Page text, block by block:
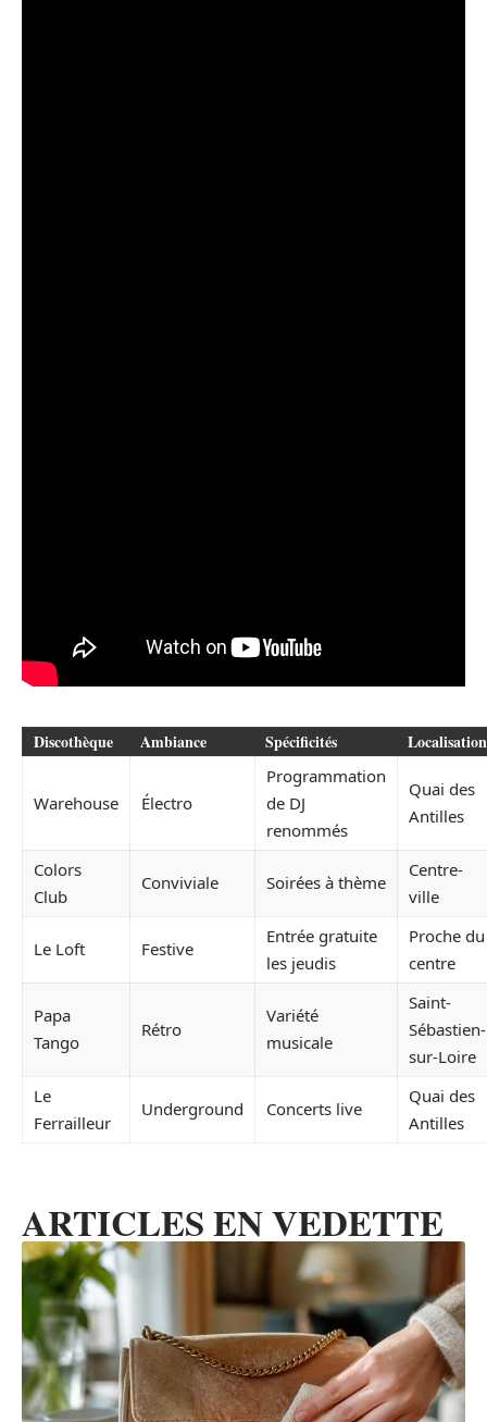
Discothèque Ambiance Spécificités Localisation
Warehouse Électro
Programmation
de DJ
renommés
Quai des
Antilles
Colors
Club
Conviviale Soirées à thème
Centre-
ville
Le Loft Festive
Entrée gratuite
les jeudis
Proche du
centre
Papa
Tango
Rétro
Variété
musicale
Saint-
Sébastien-
sur-Loire
Le
Ferrailleur
Underground Concerts live
Quai des
Antilles
ARTICLES EN VEDETTE